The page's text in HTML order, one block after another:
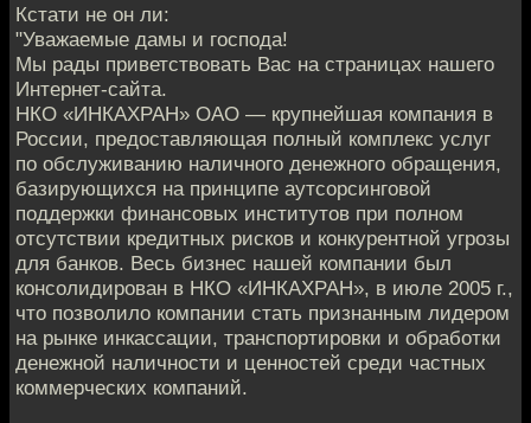
Кстати не он ли:
"Уважаемые дамы и господа!
Мы рады приветствовать Вас на страницах нашего
Интернет-сайта.
НКО «ИНКАХРАН» ОАО — крупнейшая компания в
России, предоставляющая полный комплекс услуг
по обслуживанию наличного денежного обращения,
базирующихся на принципе аутсорсинговой
поддержки финансовых институтов при полном
отсутствии кредитных рисков и конкурентной угрозы
для банков. Весь бизнес нашей компании был
консолидирован в НКО «ИНКАХРАН», в июле 2005 г.,
что позволило компании стать признанным лидером
на рынке инкассации, транспортировки и обработки
денежной наличности и ценностей среди частных
коммерческих компаний.